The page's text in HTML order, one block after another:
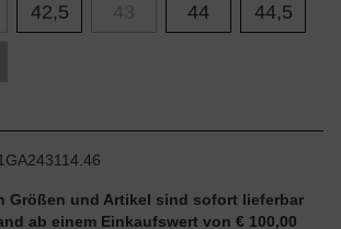
42,5 44 44,5
Größen und Artikel sind sofort lieferbar
ab einem Einkaufswert von € 100,00